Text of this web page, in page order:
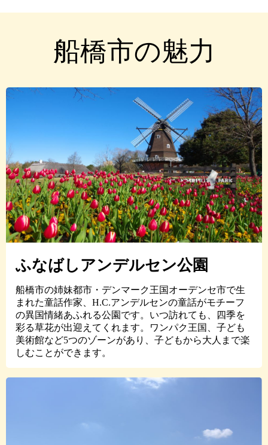
船橋市の魅力
ふなばしアンデルセン公園
船橋市の姉妹都市・デンマーク王国オーデンセ市で生
まれた童話作家、H.C.アンデルセンの童話がモチーフ
の異国情緒あふれる公園です。いつ訪れても、四季を
彩る草花が出迎えてくれます。ワンパク王国、子ども
美術館など5つのゾーンがあり、子どもから大人まで楽
しむことができます。